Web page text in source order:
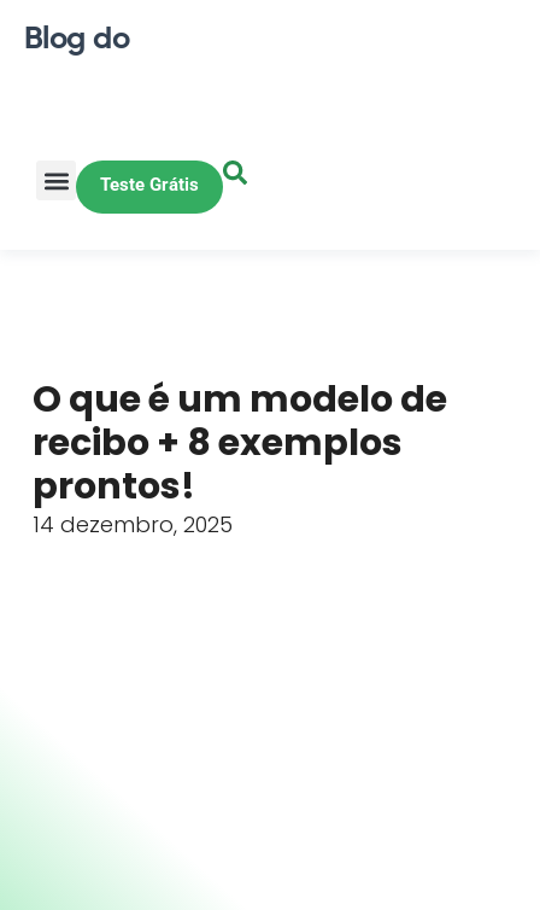
Blog do
Teste Grátis
O que é um modelo de
recibo + 8 exemplos
prontos!
14 dezembro, 2025